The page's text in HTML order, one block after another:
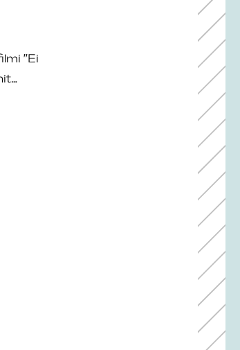
”Ei